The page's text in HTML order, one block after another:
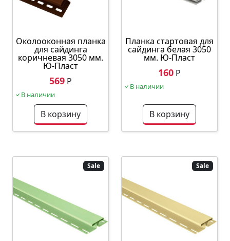
Околооконная планка
для сайдинга
коричневая 3050 мм.
Ю-Пласт
569 Р
В наличии
В корзину
Планка стартовая для
сайдинга белая 3050
мм. Ю-Пласт
160 Р
В наличии
В корзину
Sale Sale